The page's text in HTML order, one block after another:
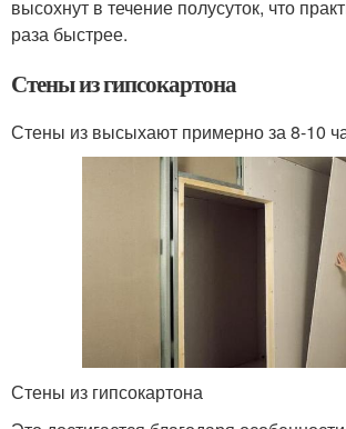
высохнут в течение полусуток, что
раза быстрее.
Стены из гипсокартона
Стены из высыхают примерно за 8-10
Стены из гипсокартона